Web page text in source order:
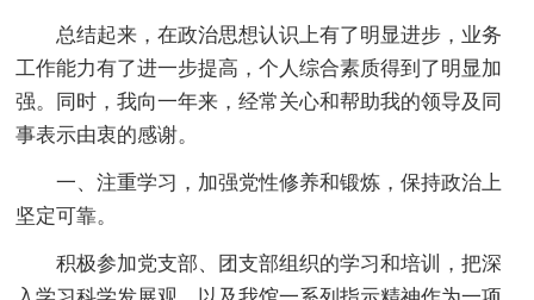
总结起来，在政治思想认识上有了明显进步，业务
工作能力有了进一步提高，个人综合素质得到了明显加
强。同时，我向一年来，经常关心和帮助我的领导及同
事表示由衷的感谢。
一、注重学习，加强党性修养和锻炼，保持政治上
坚定可靠。
积极参加党支部、团支部组织的学习和培训，把深